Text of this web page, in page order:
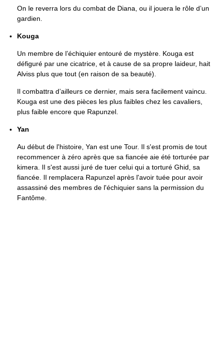
On le reverra lors du combat de Diana, ou il jouera le rôle d’un
gardien.
Kouga
Un membre de l’échiquier entouré de mystère. Kouga est
défiguré par une cicatrice, et à cause de sa propre laideur, hait
Alviss plus que tout (en raison de sa beauté).
Il combattra d’ailleurs ce dernier, mais sera facilement vaincu.
Kouga est une des pièces les plus faibles chez les cavaliers,
plus faible encore que Rapunzel.
Yan
Au début de l'histoire, Yan est une Tour. Il s'est promis de tout
recommencer à zéro après que sa fiancée aie été torturée par
kimera. Il s'est aussi juré de tuer celui qui a torturé Ghid, sa
fiancée. Il remplacera Rapunzel après l'avoir tuée pour avoir
assassiné des membres de l'échiquier sans la permission du
Fantôme.